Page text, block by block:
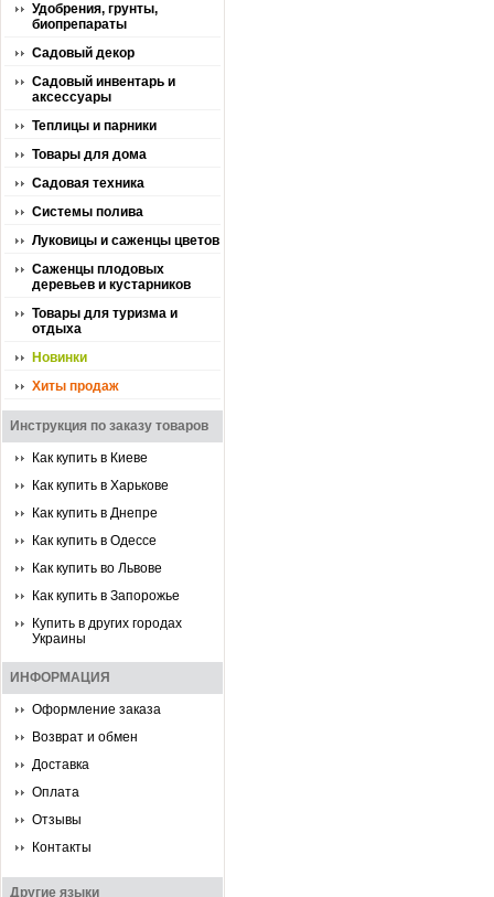
Удобрения, грунты,
биопрепараты
Садовый декор
Садовый инвентарь и
аксессуары
Теплицы и парники
Товары для дома
Садовая техника
Системы полива
Луковицы и саженцы цветов
Саженцы плодовых
деревьев и кустарников
Товары для туризма и
отдыха
Новинки
Хиты продаж
Инструкция по заказу товаров
Как купить в Киеве
Как купить в Харькове
Как купить в Днепре
Как купить в Одессе
Как купить во Львове
Как купить в Запорожье
Купить в других городах
Украины
ИНФОРМАЦИЯ
Оформление заказа
Возврат и обмен
Доставка
Оплата
Отзывы
Контакты
Другие языки